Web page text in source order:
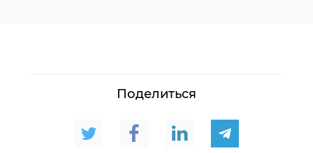
Поделиться